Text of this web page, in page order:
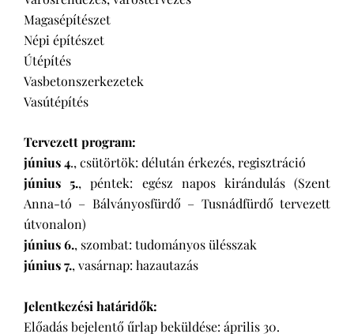
Magasépítészet
Népi építészet
Útépítés
Vasbetonszerkezetek
Vasútépítés
Tervezett program:
június 4., csütörtök: délután érkezés, regisztráció
június 5., péntek: egész napos kirándulás (Szent
Anna-tó – Bálványosfürdő – Tusnádfürdő tervezett
útvonalon)
június 6., szombat: tudományos ülésszak
június 7., vasárnap: hazautazás
Jelentkezési határidők:
Előadás bejelentő űrlap beküldése: április 30.